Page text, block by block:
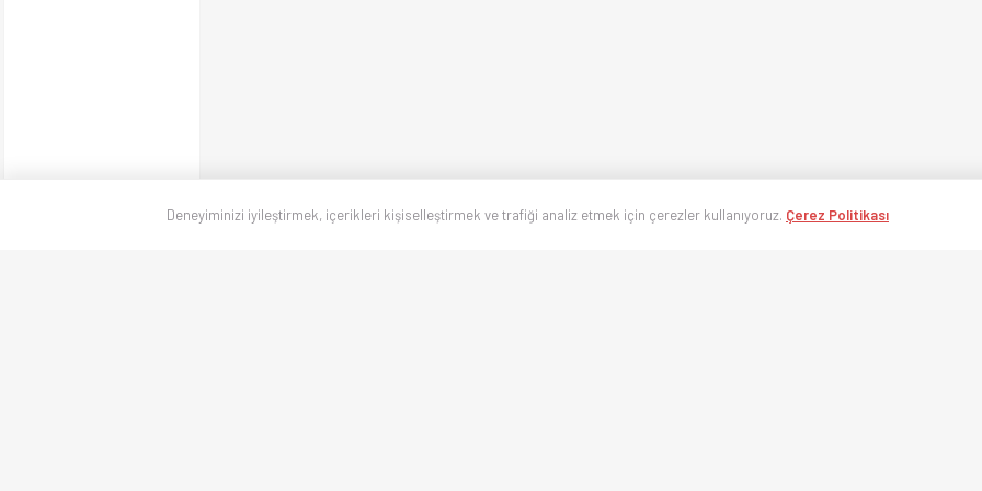
Deneyiminizi iyileştirmek, içerikleri kişiselleştirmek ve trafiği analiz etmek için çerezler kullanıyoruz. Çerez Politikası